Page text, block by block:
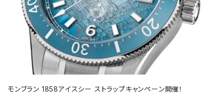
モンブラン 1858アイスシー ストラップキャンペーン開催！